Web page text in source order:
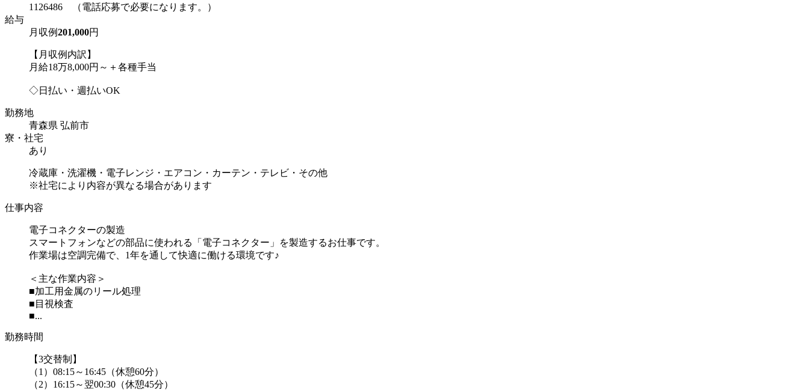
1126486 （電話応募で必要になります。）
給与
月収例201,000円
【月収例内訳】
月給18万8,000円～＋各種手当
◇日払い・週払いOK
勤務地
青森県 弘前市
寮・社宅
あり
冷蔵庫・洗濯機・電子レンジ・エアコン・カーテン・テレビ・その他
※社宅により内容が異なる場合があります
仕事内容
電子コネクターの製造
スマートフォンなどの部品に使われる「電子コネクター」を製造するお仕事です。
作業場は空調完備で、1年を通して快適に働ける環境です♪
＜主な作業内容＞
■加工用金属のリール処理
■目視検査
■...
勤務時間
【3交替制】
（1）08:15～16:45（休憩60分）
（2）16:15～翌00:30（休憩45分）